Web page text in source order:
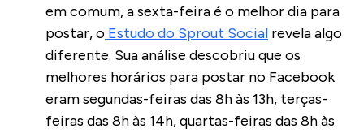
em comum, a sexta-feira é o melhor dia para
postar, o Estudo do Sprout Social revela algo
diferente. Sua análise descobriu que os
melhores horários para postar no Facebook
eram segundas-feiras das 8h às 13h, terças-
feiras das 8h às 14h, quartas-feiras das 8h às